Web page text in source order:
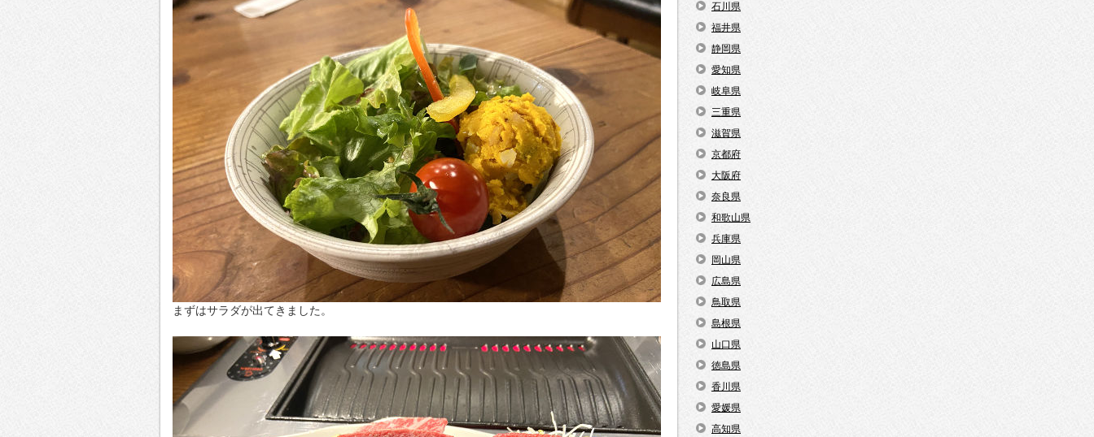
まずはサラダが出てきました。
石川県
福井県
静岡県
愛知県
岐阜県
三重県
滋賀県
京都府
大阪府
奈良県
和歌山県
兵庫県
岡山県
広島県
鳥取県
島根県
山口県
徳島県
香川県
愛媛県
高知県